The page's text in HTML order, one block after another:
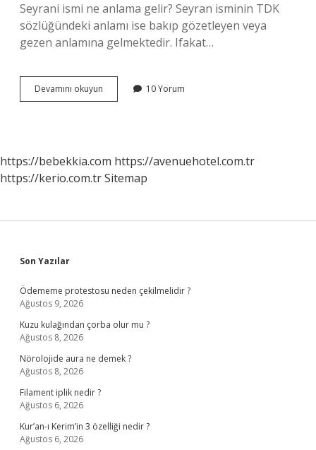
Seyrani ismi ne anlama gelir? Seyran isminin TDK
sözlüğündeki anlamı ise bakıp gözetleyen veya
gezen anlamına gelmektedir. Ifakat…
Devamını okuyun
Ismi
10 Yorum
https://bebekkia.com https://avenuehotel.com.tr
https://kerio.com.trSitemap
Sidebar
Son Yazılar
Ödememe protestosu neden çekilmelidir ?
Ağustos 9, 2026
Kuzu kulağından çorba olur mu ?
Ağustos 8, 2026
Nörolojide aura ne demek ?
Ağustos 8, 2026
Filament iplik nedir ?
Ağustos 6, 2026
Kur’an-ı Kerim’in 3 özelliği nedir ?
Ağustos 6, 2026